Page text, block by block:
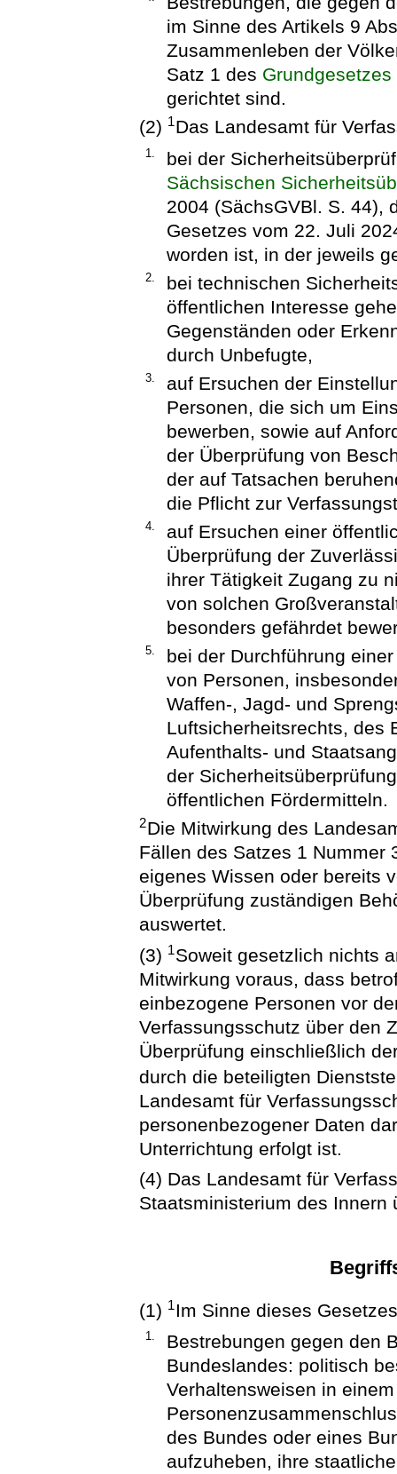
im Sinne des Artikels 9
Zusammenleben der
Satz 1 des Grundgesetzes
gerichtet sind.
(2) 1Das Landesamt für
1.
bei der
Sächsischen
2004 (SächsGVBl. S. 44),
Gesetzes vom 22. Juli
worden ist, in der jeweils
2.
bei technischen
öffentlichen Interesse
Gegenständen oder
durch Unbefugte,
3.
auf Ersuchen der
Personen, die sich um
bewerben, sowie auf
der Überprüfung von
der auf Tatsachen
die Pflicht zur
4.
auf Ersuchen einer
Überprüfung der
ihrer Tätigkeit Zugang zu
von solchen
besonders gefährdet
5.
bei der Durchführung
von Personen,
Waffen-, Jagd- und
Luftsicherheitsrechts, des
Aufenthalts- und
der
öffentlichen Fördermitteln.
2Die Mitwirkung des
Fällen des Satzes 1 Nummer
eigenes Wissen oder bereits
Überprüfung zuständigen
auswertet.
(3) 1Soweit gesetzlich nichts
Mitwirkung voraus, dass
einbezogene Personen vor
Verfassungsschutz über den
Überprüfung einschließlich
durch die beteiligten
Landesamt für
personenbezogener Daten
Unterrichtung erfolgt ist.
(4) Das Landesamt für
Staatsministerium des Innern
(1) 1 Im Sinne dieses
1.
Bestrebungen gegen den
Bundeslandes: politisch
Verhaltensweisen in
des Bundes oder eines
aufzuheben, ihre